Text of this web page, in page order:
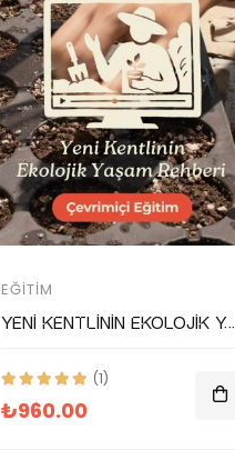
EĞITIM
Yeni Kentlinin Ekolojik Yaşam Rehberi
(1)
₺960.00